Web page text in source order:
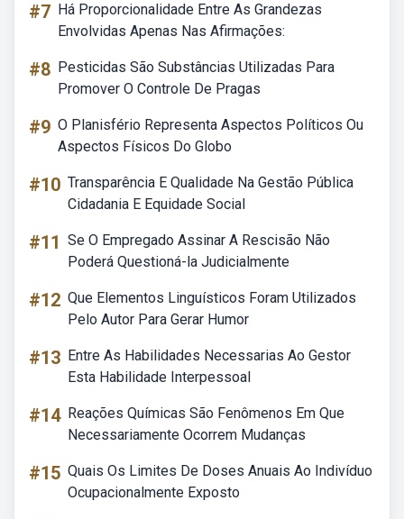
#7 Há Proporcionalidade Entre As Grandezas
Envolvidas Apenas Nas Afirmações:
#8 Pesticidas São Substâncias Utilizadas Para
Promover O Controle De Pragas
#9 O Planisfério Representa Aspectos Políticos Ou
Aspectos Físicos Do Globo
#10 Transparência E Qualidade Na Gestão Pública
Cidadania E Equidade Social
#11 Se O Empregado Assinar A Rescisão Não
Poderá Questioná-la Judicialmente
#12 Que Elementos Linguísticos Foram Utilizados
Pelo Autor Para Gerar Humor
#13 Entre As Habilidades Necessarias Ao Gestor
Esta Habilidade Interpessoal
#14 Reações Químicas São Fenômenos Em Que
Necessariamente Ocorrem Mudanças
#15 Quais Os Limites De Doses Anuais Ao Indivíduo
Ocupacionalmente Exposto